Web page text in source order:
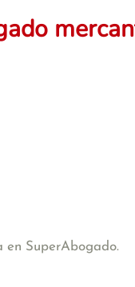
en SuperAbogado.